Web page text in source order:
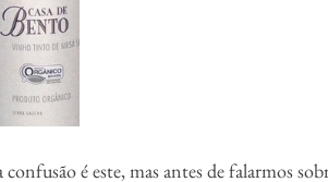
é este, mas antes de falarmos